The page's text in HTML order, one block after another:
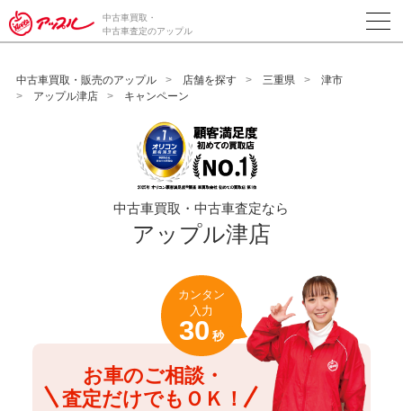
/*ABテスト_新規査定フォームの為のCVボタン*/
中古車買取・
中古車査定のアップル
中古車買取・販売のアップル 店舗を探す 三重県
津市
アップル津店
キャンペーン
中古車買取・中古車査定なら
アップル津店
お車のご相談・
査定だけでもＯＫ！
カンタン
入力
30 秒